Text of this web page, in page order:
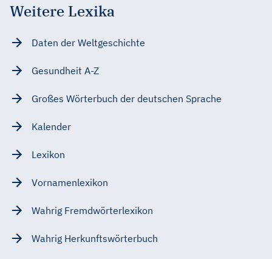
Weitere Lexika
Daten der Weltgeschichte
Gesundheit A-Z
Großes Wörterbuch der deutschen Sprache
Kalender
Lexikon
Vornamenlexikon
Wahrig Fremdwörterlexikon
Wahrig Herkunftswörterbuch